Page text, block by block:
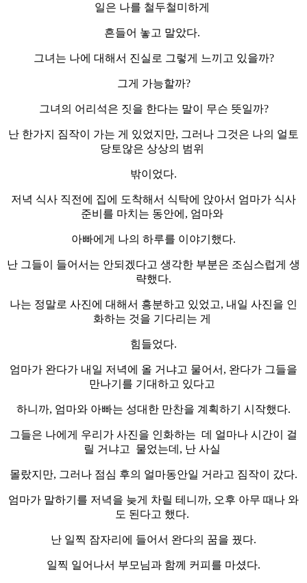
일은 나를 철두철미하게
흔들어 놓고 말았다.
그녀는 나에 대해서 진실로 그렇게 느끼고 있을까?
그게 가능할까?
그녀의 어리석은 짓을 한다는 말이 무슨 뜻일까?
난 한가지 짐작이 가는 게 있었지만, 그러나 그것은 나의 얼토
당토않은 상상의 범위
밖이었다.
저녁 식사 직전에 집에 도착해서 식탁에 앉아서 엄마가 식사
준비를 마치는 동안에, 엄마와
아빠에게 나의 하루를 이야기했다.
난 그들이 들어서는 안되겠다고 생각한 부분은 조심스럽게 생
략했다.
나는 정말로 사진에 대해서 흥분하고 있었고, 내일 사진을 인
화하는 것을 기다리는 게
힘들었다.
엄마가 완다가 내일 저녁에 올 거냐고 물어서, 완다가 그들을
만나기를 기대하고 있다고
하니까, 엄마와 아빠는 성대한 만찬을 계획하기 시작했다.
그들은 나에게 우리가 사진을 인화하는 데 얼마나 시간이 걸
릴 거냐고 물었는데, 난 사실
몰랐지만, 그러나 점심 후의 얼마동안일 거라고 짐작이 갔다.
엄마가 말하기를 저녁을 늦게 차릴 테니까, 오후 아무 때나 와
도 된다고 했다.
난 일찍 잠자리에 들어서 완다의 꿈을 꿨다.
일찍 일어나서 부모님과 함께 커피를 마셨다.